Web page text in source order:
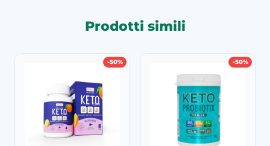
Prodotti simili
-50% -50%